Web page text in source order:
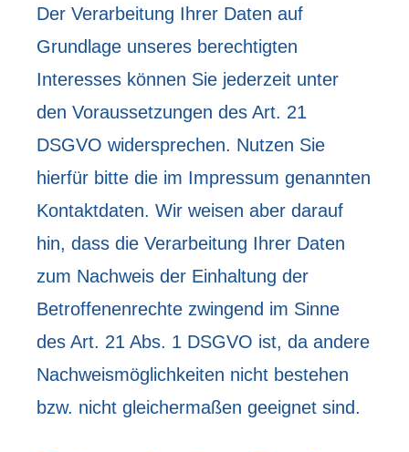
Der Verarbeitung Ihrer Daten auf
Grundlage unseres berechtigten
Interesses können Sie jederzeit unter
den Voraussetzungen des Art. 21
DSGVO widersprechen. Nutzen Sie
hierfür bitte die im Impressum genannten
Kontaktdaten. Wir weisen aber darauf
hin, dass die Verarbeitung Ihrer Daten
zum Nachweis der Einhaltung der
Betroffenenrechte zwingend im Sinne
des Art. 21 Abs. 1 DSGVO ist, da andere
Nachweismöglichkeiten nicht bestehen
bzw. nicht gleichermaßen geeignet sind.